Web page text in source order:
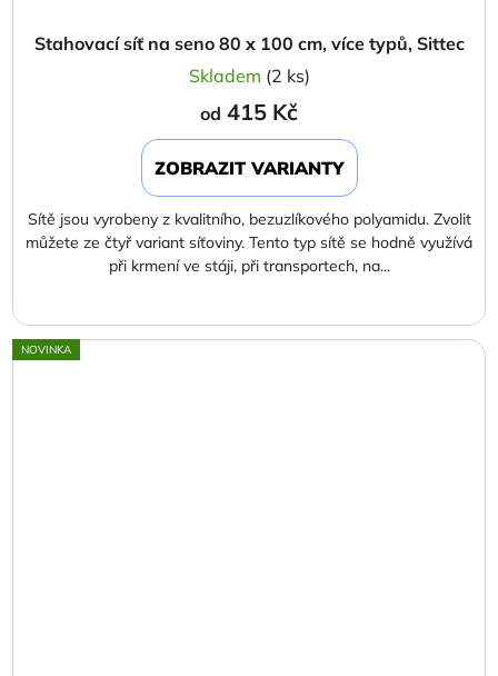
Stahovací síť na seno 80 x 100 cm, více typů, Sittec
Skladem (2 ks)
od 415 Kč
ZOBRAZIT VARIANTY
Sítě jsou vyrobeny z kvalitního, bezuzlíkového polyamidu. Zvolit
můžete ze čtyř variant síťoviny. Tento typ sítě se hodně využívá
při krmení ve stáji, při transportech, na...
NOVINKA